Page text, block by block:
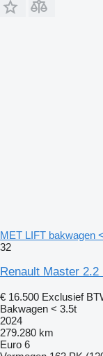
MET LIFT bakwagen
32
Renault Master
€ 16.500 Exclusief
Bakwagen < 3.5t
2024
279.280 km
Euro 6